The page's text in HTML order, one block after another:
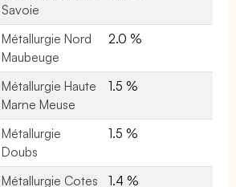
Savoie
Métallurgie Nord
Maubeuge
2.0 %
Métallurgie Haute
Marne Meuse
1.5 %
Métallurgie
Doubs
1.5 %
Métallurgie Cotes 1.4 %